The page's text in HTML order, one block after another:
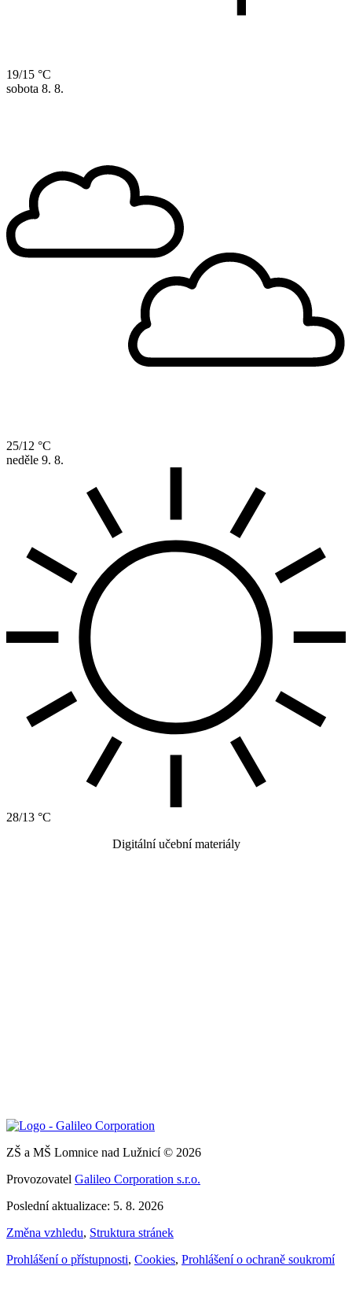
19/15 °C
sobota 8. 8.
25/12 °C
neděle 9. 8.
28/13 °C
Digitální učební materiály
ZŠ a MŠ Lomnice nad Lužnicí © 2026
Provozovatel Galileo Corporation s.r.o.
Poslední aktualizace: 5. 8. 2026
Změna vzhledu, Struktura stránek
Prohlášení o přístupnosti, Cookies, Prohlášení o ochraně soukromí